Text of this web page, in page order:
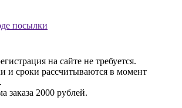
посылки
на сайте не требуется.
и сроки рассчитываются в момент
заказа 2000 рублей.